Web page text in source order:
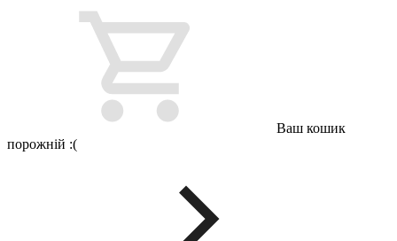
Ваш кошик
порожній :(